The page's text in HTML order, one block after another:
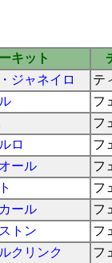
キット
ジャネイロ
テ
フ
フ
ロ
フ
ール
フ
フ
ール
フ
トン
フ
クリンク
フ